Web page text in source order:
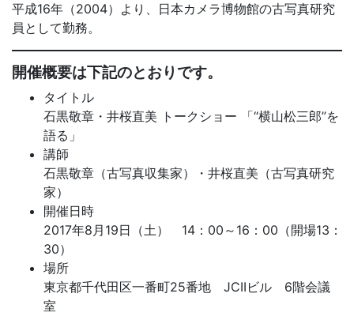
平成16年（2004）より、日本カメラ博物館の古写真研究
員として勤務。
開催概要は下記のとおりです。
タイトル
石黒敬章・井桜直美 トークショー 「“横山松三郎”を
語る」
講師
石黒敬章（古写真収集家）・井桜直美（古写真研究
家）
開催日時
2017年8月19日（土） 14：00～16：00（開場13：
30）
場所
東京都千代田区一番町25番地 JCIIビル 6階会議
室